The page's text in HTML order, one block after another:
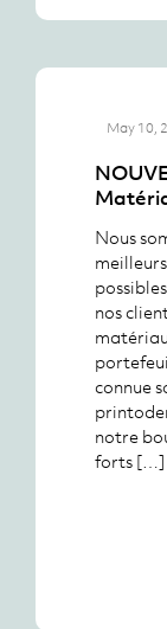
May 10,
Nous
nos
connue
notre
forts […]